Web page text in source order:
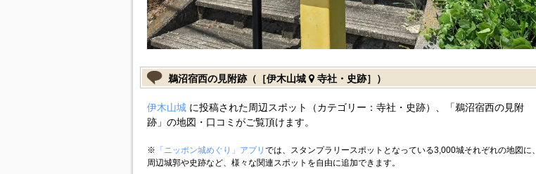
鵜沼宿西の見附跡（［伊木山城 寺社・史跡］）
伊木山城に投稿された周辺スポット（カテゴリー：寺社・史跡）、「鵜沼宿西の見附
跡」の地図・口コミがご覧頂けます。
※ 「ニッポン城めぐり」アプリ では、スタンプラリースポットとなっている3,000城それぞれの地図に、
周辺城郭や史跡など、様々な関連スポットを自由に追加できます。